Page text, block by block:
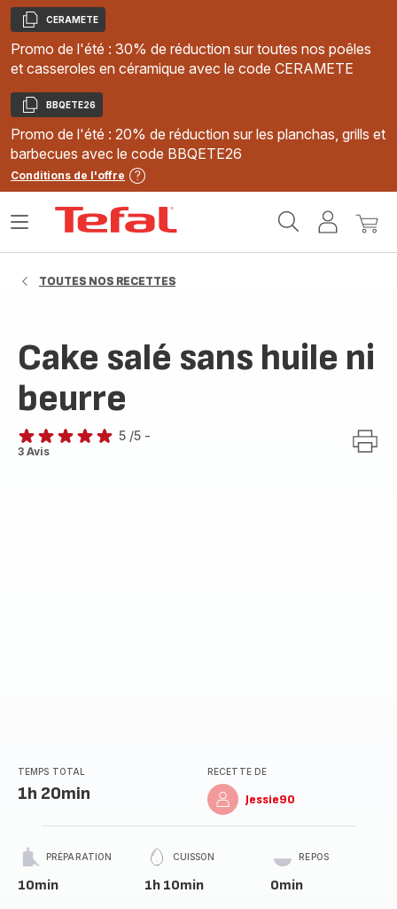
Copier
CERAMETE
Promo de l'été : 30% de réduction sur toutes nos poêles
et casseroles en céramique avec le code CERAMETE
Copier
BBQETE26
Promo de l'été : 20% de réduction sur les planchas, grills et
barbecues avec le code BBQETE26
Conditions de l'offre
MonMon
Ouvrir
TOUTES NOS RECETTES
Cake salé sans huile ni
beurre
Avis
5 /5 -
3 Avis
TEMPS TOTAL
1h 20min
RECETTE DE
Jessie90
PRÉPARATION
10min
CUISSON
1h 10min
REPOS
0min